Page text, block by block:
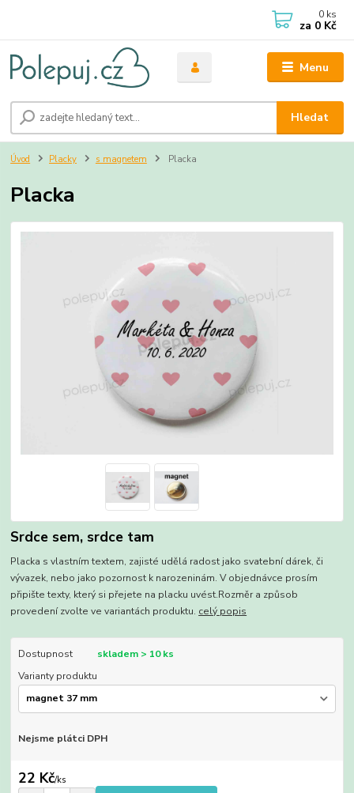
Menu
Hledat
0 ks
za 0 Kč
Úvod Placky s magnetem Placka
Placka
Srdce sem, srdce tam
Placka s vlastním textem, zajisté udělá radost jako svatební dárek, či
vývazek, nebo jako pozornost k narozeninám. V objednávce prosím
připište texty, který si přejete na placku uvést.Rozměr a způsob
provedení zvolte ve variantách produktu. celý popis
Dostupnost
skladem > 10 ks
Varianty produktu
Nejsme plátci DPH
22 Kč/ks